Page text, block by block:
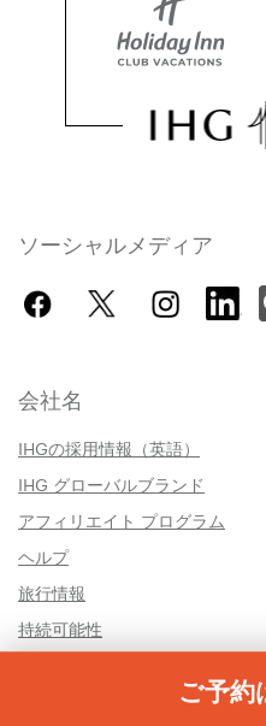
ご予約
ソーシャルメディア
会社名
IHGの採用情報（英語）
IHG グローバルブランド
アフィリエイト プログラム
ヘルプ
旅行情報
持続可能性